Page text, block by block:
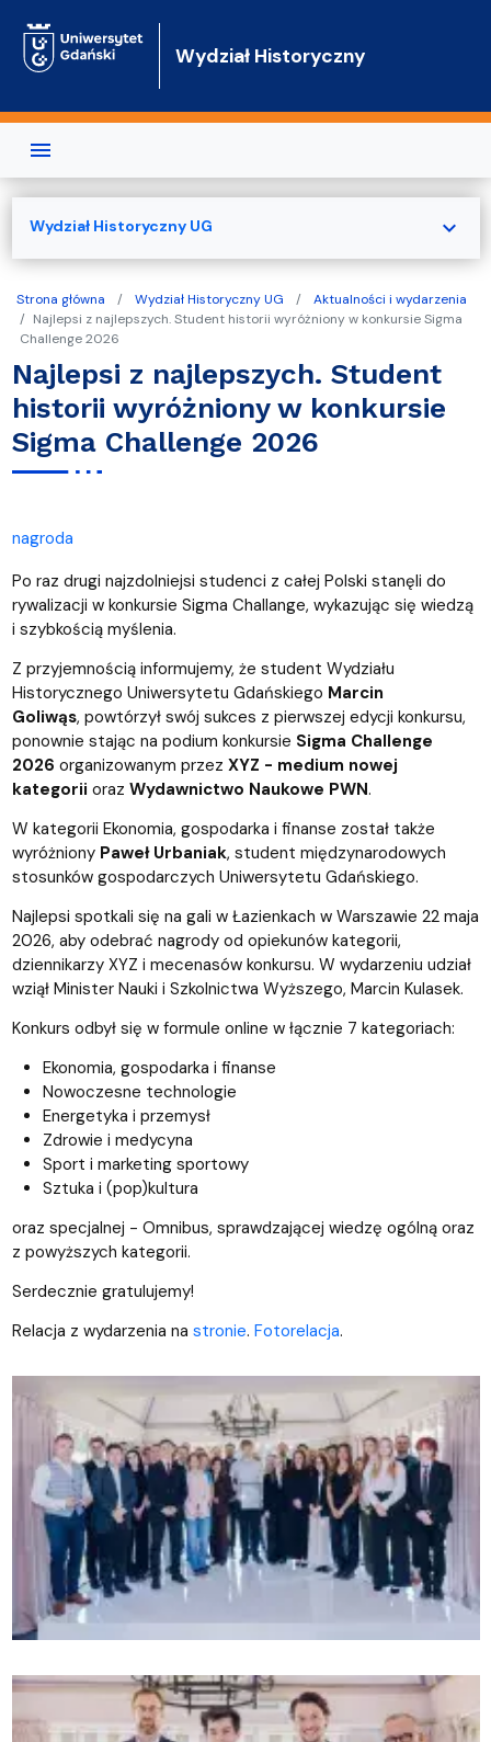
Wydział Historyczny
Strona główna Wydział Historyczny UG
Aktualności i wydarzenia
Najlepsi z najlepszych. Student historii wyróżniony w konkursie Sigma
Challenge 2026
Najlepsi z najlepszych. Student
historii wyróżniony w konkursie
Sigma Challenge 2026
nagroda
Po raz drugi najzdolniejsi studenci z całej Polski stanęli do
rywalizacji w konkursie Sigma Challange, wykazując się wiedzą
i szybkością myślenia.
Z przyjemnością informujemy, że student Wydziału
Historycznego Uniwersytetu Gdańskiego Marcin
Goliwąs, powtórzył swój sukces z pierwszej edycji konkursu,
ponownie stając na podium konkursie Sigma Challenge
2026 organizowanym przez XYZ - medium nowej
kategorii oraz Wydawnictwo Naukowe PWN.
W kategorii Ekonomia, gospodarka i finanse został także
wyróżniony Paweł Urbaniak, student międzynarodowych
stosunków gospodarczych Uniwersytetu Gdańskiego.
Najlepsi spotkali się na gali w Łazienkach w Warszawie 22 maja
2026, aby odebrać nagrody od opiekunów kategorii,
dziennikarzy XYZ i mecenasów konkursu. W wydarzeniu udział
wziął Minister Nauki i Szkolnictwa Wyższego, Marcin Kulasek.
Konkurs odbył się w formule online w łącznie 7 kategoriach:
Ekonomia, gospodarka i finanse
Nowoczesne technologie
Energetyka i przemysł
Zdrowie i medycyna
Sport i marketing sportowy
Sztuka i (pop)kultura
oraz specjalnej - Omnibus, sprawdzającej wiedzę ogólną oraz
z powyższych kategorii.
Serdecznie gratulujemy!
Relacja z wydarzenia na stronie. Fotorelacja.
Wydział Historyczny UG expand_more